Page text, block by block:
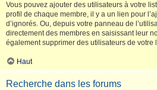
Vous pouvez ajouter des utilisateurs à votre
profil de chaque membre, il y a un lien pour
d’ignorés. Ou, depuis votre panneau de
directement des membres en saisissant leur
également supprimer des utilisateurs de votre
Haut
Recherche dans les forums